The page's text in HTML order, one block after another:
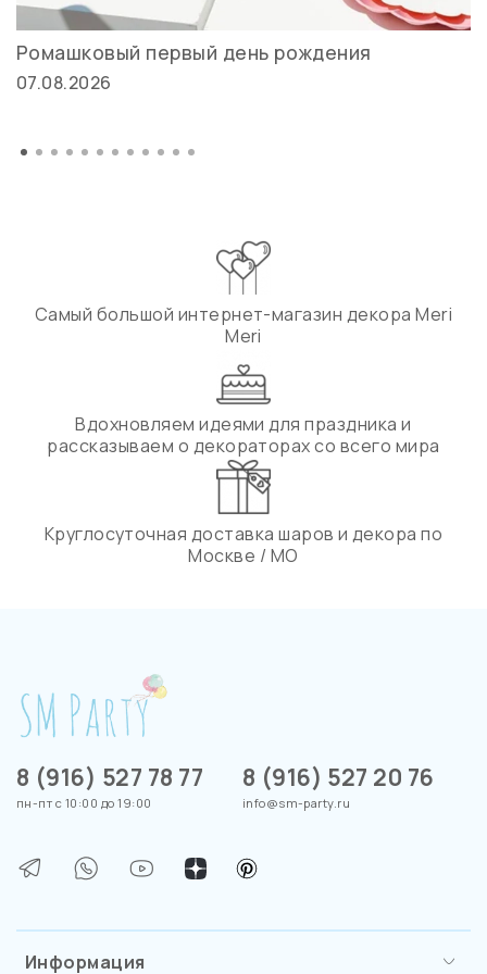
Ромашковый первый день рождения
07.08.2026
Самый большой интернет-магазин декора Meri
Meri
Вдохновляем идеями для праздника и
рассказываем о декораторах со всего мира
Круглосуточная доставка шаров и декора по
Москве / МО
Информация
8 (916) 527 78 77
пн-пт с 10:00 до 19:00
8 (916) 527 20 76
info@sm-party.ru